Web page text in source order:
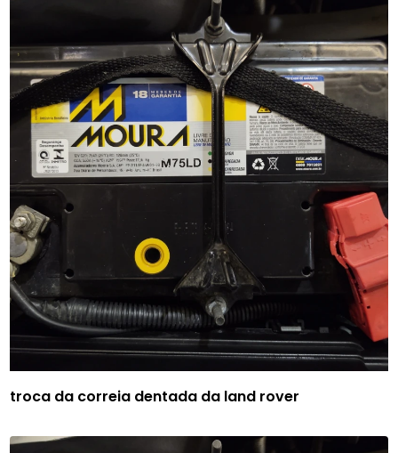
troca da correia dentada da land rover